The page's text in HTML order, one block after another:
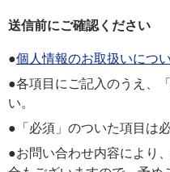
送信前にご確認ください
●個人情報のお取扱いにつ
●各項目にご記入のうえ、
い。
●「必須」のついた項目は
●お問い合わせ内容により